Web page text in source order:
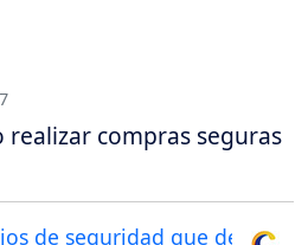
realizar compras seguras